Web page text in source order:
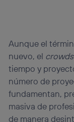
Aunque el
nuevo, el
tiempo y
número de
fundamentan,
masiva de
de manera